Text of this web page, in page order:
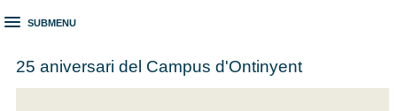
SUBMENU
25 aniversari del Campus d'Ontinyent